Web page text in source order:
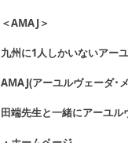
＜AMAJ＞
九州に1人しかいないアー
AMAJ(アーユルヴェーダ･
田端先生と一緒にアーユ